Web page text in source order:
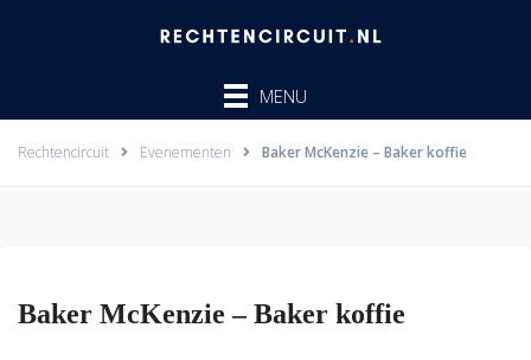
MENU
Rechtencircuit Evenementen Baker McKenzie – Baker koffie
Baker McKenzie – Baker koffie